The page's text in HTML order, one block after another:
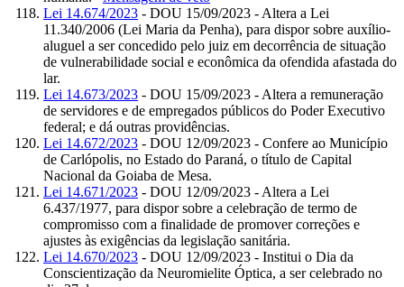
Lei 14.674/2023 - DOU 15/09/2023 - Altera a Lei
11.340/2006 (Lei Maria da Penha), para dispor sobre auxílio-
aluguel a ser concedido pelo juiz em decorrência de situação
de vulnerabilidade social e econômica da ofendida afastada do
lar.
Lei 14.673/2023 - DOU 15/09/2023 - Altera a remuneração
de servidores e de empregados públicos do Poder Executivo
federal; e dá outras providências.
Lei 14.672/2023 - DOU 12/09/2023 - Confere ao Município
de Carlópolis, no Estado do Paraná, o título de Capital
Nacional da Goiaba de Mesa.
Lei 14.671/2023 - DOU 12/09/2023 - Altera a Lei
6.437/1977, para dispor sobre a celebração de termo de
compromisso com a finalidade de promover correções e
ajustes às exigências da legislação sanitária.
Lei 14.670/2023 - DOU 12/09/2023 - Institui o Dia da
Conscientização da Neuromielite Óptica, a ser celebrado no